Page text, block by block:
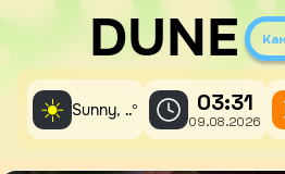
DUNE
☀️ Sunny, ..° 03:31
09.08.2026